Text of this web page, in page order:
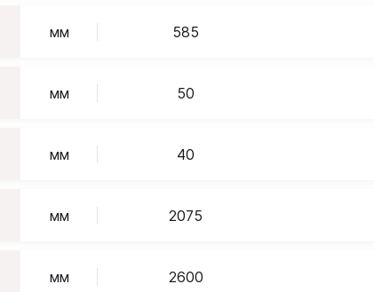
мм 585
мм 50
мм 40
мм 2075
мм 2600